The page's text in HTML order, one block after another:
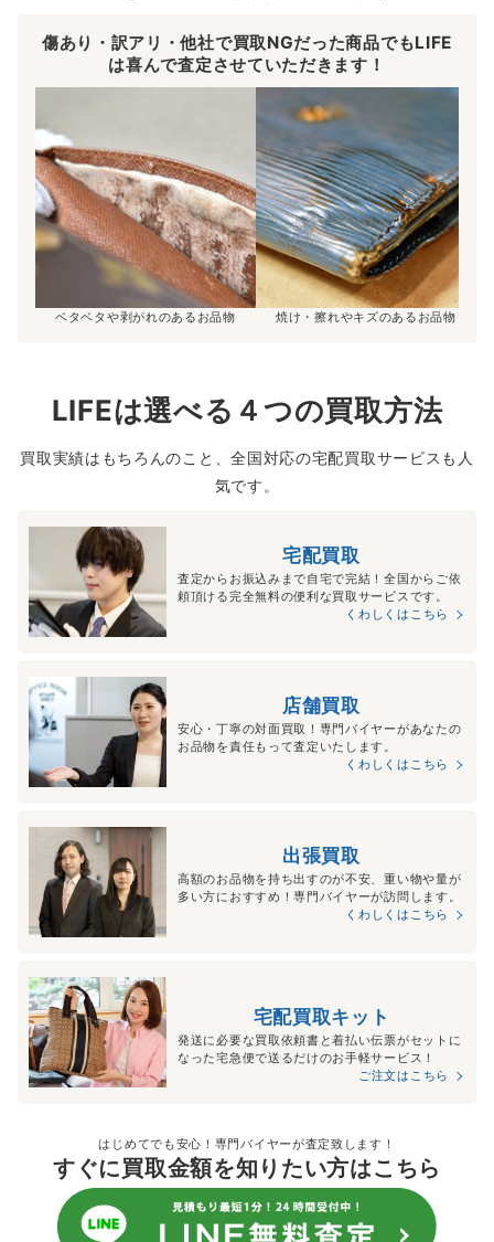
傷あり・訳アリ・他社で買取NGだった商品でもLIFE
は喜んで査定させていただきます！
ベタベタや剥がれのあるお品物 焼け・擦れやキズのあるお品物
LIFEは選べる４つの買取方法
買取実績はもちろんのこと、全国対応の宅配買取サービスも人
気です。
宅配買取
査定からお振込みまで自宅で完結！全国からご依
頼頂ける完全無料の便利な買取サービスです。
くわしくはこちら
店舗買取
安心・丁寧の対面買取！専門バイヤーがあなたの
お品物を責任もって査定いたします。
くわしくはこちら
出張買取
高額のお品物を持ち出すのが不安、重い物や量が
多い方におすすめ！専門バイヤーが訪問します。
くわしくはこちら
宅配買取キット
発送に必要な買取依頼書と着払い伝票がセットに
なった宅急便で送るだけのお手軽サービス！
ご注文はこちら
はじめてでも安心！専門バイヤーが査定致します！
すぐに買取金額を知りたい方はこちら